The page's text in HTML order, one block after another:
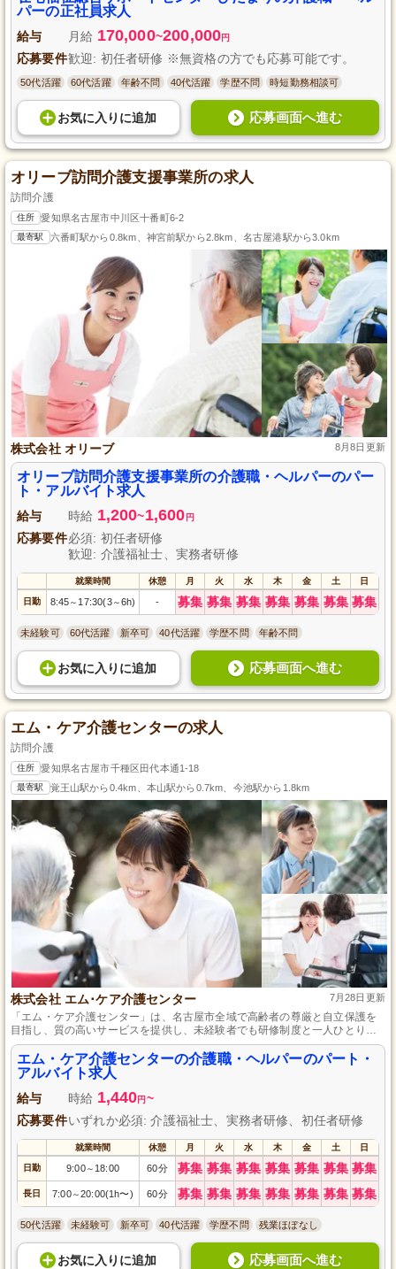
パーの正社員求人
給与 月給 170,000~200,000円
応募要件歓迎: 初任者研修 ※無資格の方でも応募可能です。
50代活躍 60代活躍 年齢不問 40代活躍 学歴不問 時短勤務相談可
お気に入り に追加 応募画面へ進む
オリーブ訪問介護支援事業所の求人
訪問介護
住所 愛知県名古屋市中川区十番町6-2
最寄駅 六番町駅から0.8km、神宮前駅から2.8km、名古屋港駅から3.0km
株式会社 オリーブ 8月8日更新
オリーブ訪問介護支援事業所の介護職・ヘルパーのパー
ト・アルバイト求人
給与 時給 1,200~1,600 円
応募要件必須: 初任者研修
歓迎: 介護福祉士、実務者研修
就業時間 休憩 月 火 水 木 金 土 日
日勤 8:45～ 17:30(3～6h) - 募集 募集 募集 募集 募集 募集 募集
未経験可 60代活躍 新卒可 40代活躍 学歴不問 年齢不問
お気に入り に追加 応募画面へ進む
エム・ケア介護センターの求人
訪問介護
住所 愛知県名古屋市千種区田代本通1-18
最寄駅 覚王山駅から0.4km、本山駅から0.7km、今池駅から1.8km
株式会社 エム･ケア介護センター 7月28日更新
「エム・ケア介護センター」は、名古屋市全域で高齢者の尊厳と自立保護を
目指し、質の高いサービスを提供し、未経験者でも研修制度と一人ひとりに
対する丁寧な指導で安心して働ける環境を提供しています。
エム・ケア介護センターの介護職・ヘルパーのパート・
アルバイト求人
給与 時給 1,440円 ~
応募要件いずれか必須: 介護福祉士、実務者研修、初任者研修
就業時間 休憩 月 火 水 木 金 土 日
日勤 9:00～ 18:00 60分 募集 募集 募集 募集 募集 募集 募集
長日 7:00～20:00(1h〜) 60分 募集 募集 募集 募集 募集 募集 募集
50代活躍 未経験可 新卒可 40代活躍 学歴不問 残業ほぼなし
お気に入り に追加 応募画面へ進む